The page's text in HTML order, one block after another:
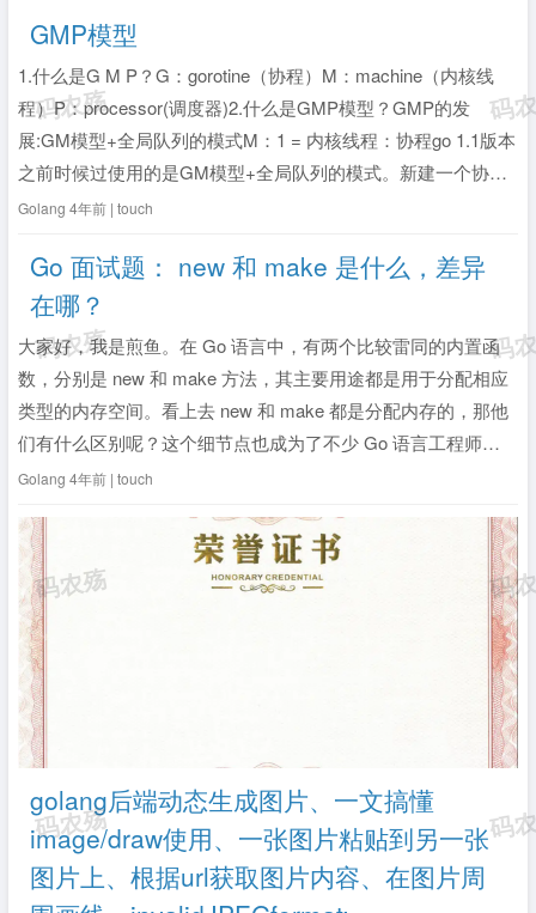
GMP模型
1.什么是G M P？G：gorotine（协程）M：machine（内核线
程）P：processor(调度器)2.什么是GMP模型？GMP的发
展:GM模型+全局队列的模式M：1 = 内核线程：协程go 1.1版本
之前时候过使用的是GM模型+全局队列的模式。新建一个协程
G的时候会放入全局队列中，每次执行一个协程G的时候，内核
Golang 4年前 | touch
Go 面试题： new 和 make 是什么，差异
在哪？
大家好，我是煎鱼。在 Go 语言中，有两个比较雷同的内置函
数，分别是 new 和 make 方法，其主要用途都是用于分配相应
类型的内存空间。看上去 new 和 make 都是分配内存的，那他
们有什么区别呢？这个细节点也成为了不少 Go 语言工程师的
面试题之一，值得大家一看。在这篇...
Golang 4年前 | touch
golang后端动态生成图片、一文搞懂
image/draw使用、一张图片粘贴到另一张
图片上、根据url获取图片内容、在图片周